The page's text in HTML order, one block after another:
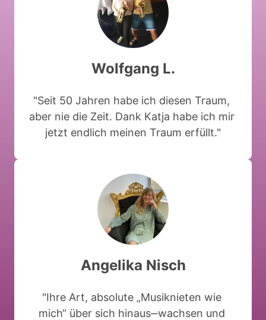
Wolfgang L.
"Seit 50 Jahren habe ich diesen
aber nie die Zeit. Dank Katja habe ich
mir
jetzt endlich meinen Traum erfüllt."
Angelika Nisch
"Ihre Art, absolute „Musiknieten
wie
mich“ über sich hinaus‒wachsen